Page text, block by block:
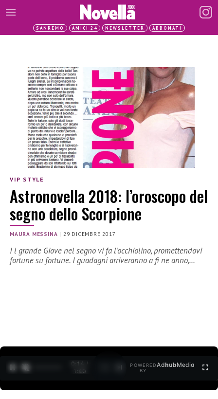
SANREMO AMICI 24 NEWSLETTER ABBONATI
VIP STYLE
Astronovella 2018: l’oroscopo del
segno dello Scorpione
MAURA MESSINA | 29 DICEMBRE 2017
I l grande Giove nel segno vi fa l’occhiolino, promettendovi
fortune su fortune. I guadagni arriveranno a fi ne anno,…
0:15 /
1:40
POWERED
BY
AdhubMedia